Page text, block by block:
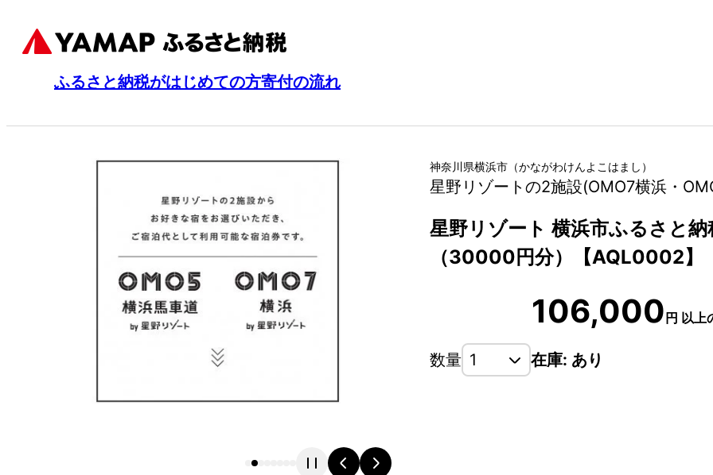
ふるさと納税がはじめての方寄付の流れ
神奈川県横浜市 （かながわけんよこはまし ）
星野リゾートの2施設(OMO7横浜・
星野リゾート 横浜市ふるさと
（30000円分）【AQL0002】
106,000円 以上
数量 在庫: あり